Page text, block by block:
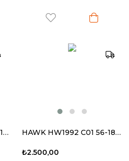
HAWK HW1879 02 56-18 140 Kadın Güneş Gözlüğü HAWK HW1992 C01 56-18 140 Kadın Güneş Gözlüğü
₺2.500,00